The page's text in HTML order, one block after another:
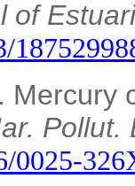
of
Mercury
Pollut.
0025-